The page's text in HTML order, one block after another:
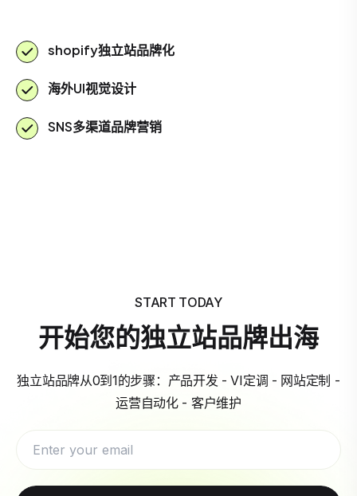
shopify独立站品牌化
海外UI视觉设计
SNS多渠道品牌营销
START TODAY
开始您的独立站品牌出海
独立站品牌从0到1的步骤：产品开发 - VI定调 - 网站定制 -
运营自动化 - 客户维护